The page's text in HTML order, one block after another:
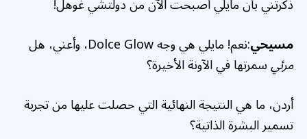
مسيحي:نعم! مايلي هي وجه Dolce Glow، وأعني، هل
مرئيسمرتها في الآونة الأخيرة؟
أردن، ما هي النتيجة النهائية التي حصلت عليها من تجربة
تسمير البشرة الذاتية؟